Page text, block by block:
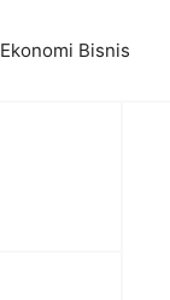
Ekonomi Bisnis